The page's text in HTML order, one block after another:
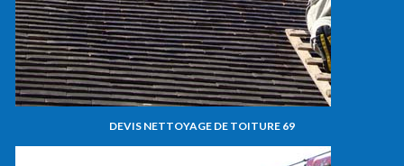
DEVIS NETTOYAGE DE TOITURE 69